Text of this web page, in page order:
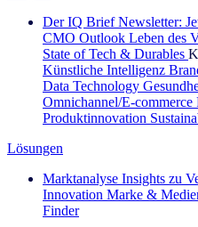
Der IQ Brief Newsletter:
CMO Outlook Leben des
State of Tech & Durables
Künstliche Intelligenz
Data Technology
Omnichannel/E-commerce
Produktinnovation
Lösungen
Marktanalyse Insights zu
Innovation Marke &
Finder